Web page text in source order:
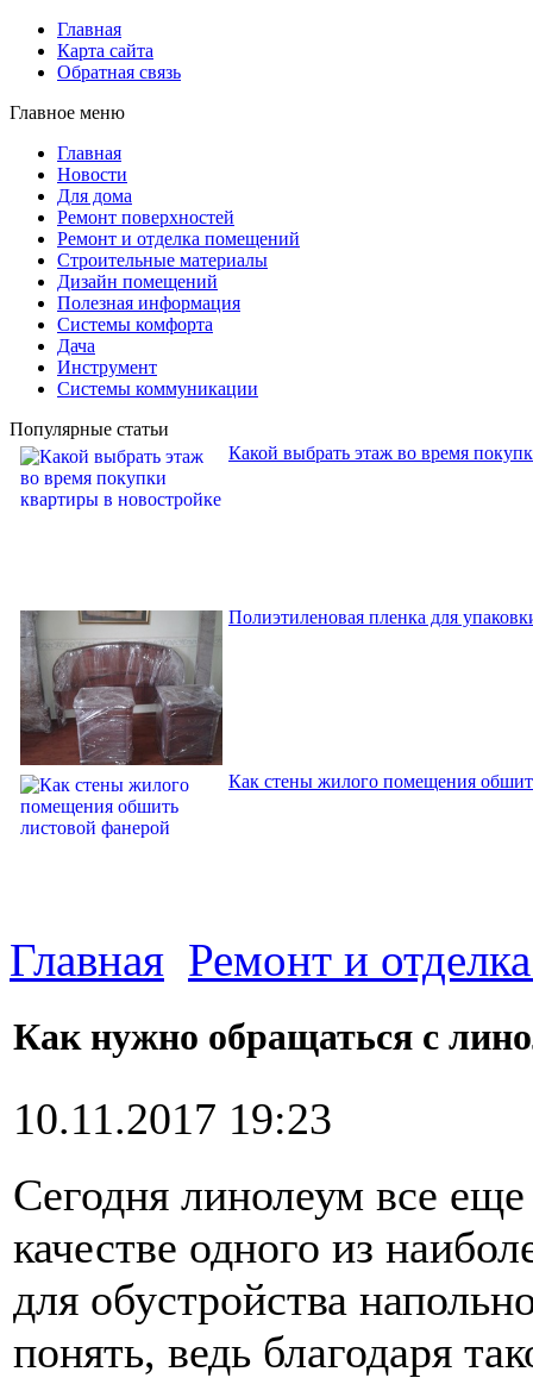
Главная
Карта сайта
Обратная связь
Главное меню
Главная
Новости
Для дома
Ремонт поверхностей
Ремонт и отделка помещений
Строительные материалы
Дизайн помещений
Полезная информация
Системы комфорта
Дача
Инструмент
Системы коммуникации
Популярные статьи
Какой выбрать этаж во время
Полиэтиленовая пленка для
Как стены жилого помещения
Главная Ремонт и
Как нужно обращаться с
10.11.2017 19:23
Сегодня линолеум все
качестве одного из
для обустройства
понять, ведь благодаря